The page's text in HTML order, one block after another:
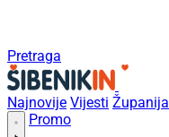
Pretraga
Najnovije Vijesti Županija
Promo